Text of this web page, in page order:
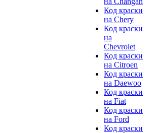
Код краски
на Chery
Код краски
на
Chevrolet
Код краски
на Citroen
Код краски
на Daewoo
Код краски
на Fiat
Код краски
на Ford
Код краски